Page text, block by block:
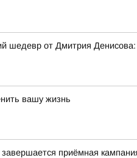
шедевр от Дмитрия
вашу жизнь
приёмная